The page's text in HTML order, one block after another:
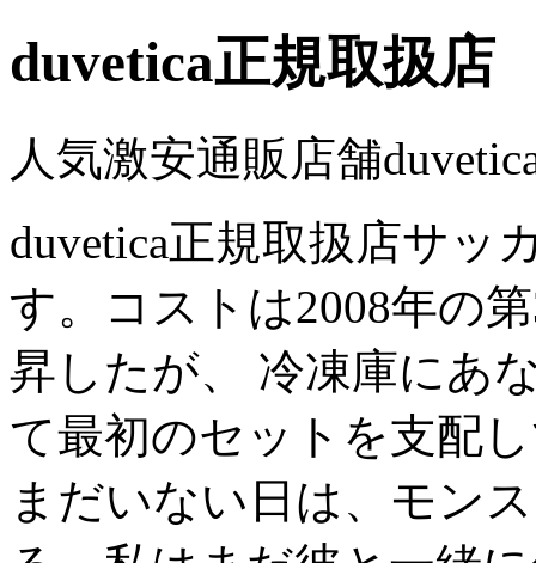
duvetica正規取扱店
人気激安通販店舗
duvetica正規取扱店サッ
す。コストは2008年の
昇したが、 冷凍庫にあ
て最初のセットを支配
まだいない日は、モン